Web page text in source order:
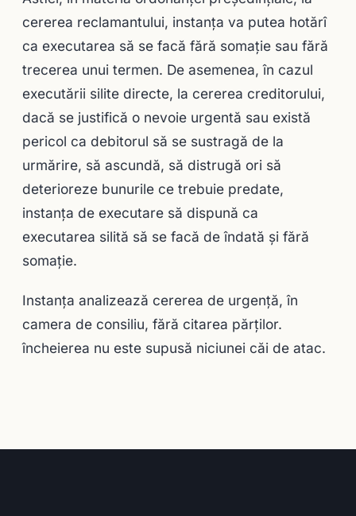
cererea reclamantului, instanţa va putea hotărî
ca executarea să se facă fără somaţie sau fără
trecerea unui termen. De asemenea, în cazul
executării silite directe, la cererea creditorului,
dacă se justifică o nevoie urgentă sau există
pericol ca debitorul să se sustragă de la
urmărire, să ascundă, să distrugă ori să
deterioreze bunurile ce trebuie predate,
instanţa de executare să dispună ca
executarea silită să se facă de îndată şi fără
somaţie.
Instanţa analizează cererea de urgenţă, în
camera de consiliu, fără citarea părţilor.
încheierea nu este supusă niciunei căi de atac.